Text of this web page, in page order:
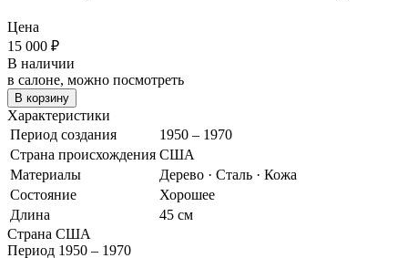
Цена
15 000 ₽
В наличии
в салоне, можно посмотреть
В корзину
Характеристики
Период создания
1950 – 1970
Страна происхождения США
Материалы
Дерево · Сталь · Кожа
Состояние
Хорошее
Длина
45 см
Страна США
Период 1950 – 1970